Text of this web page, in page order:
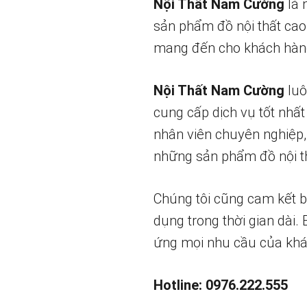
Nội Thất Nam Cường là
sản phẩm đồ nội thất
mang đến cho khách
Nội Thất Nam Cường
cung cấp dịch vụ tốt
nhân viên chuyên
những sản phẩm đồ nội
Chúng tôi cũng cam kết
dụng trong thời gian dài.
ứng mọi nhu cầu của
Hotline: 0976.222.555